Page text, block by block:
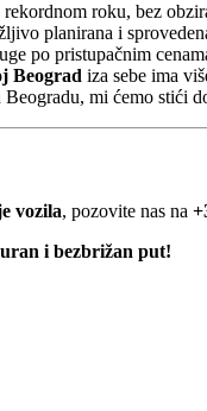
roku, bez
planirana i
po pristupačnim
Beograd iza sebe ima
mi ćemo stići
vozila, pozovite nas na
i bezbrižan put!